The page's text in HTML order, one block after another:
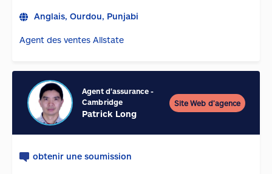
Anglais, Ourdou, Punjabi
Agent des ventes Allstate
Agent d'assurance -
Cambridge
Patrick Long
Site Web d’agence
obtenir une soumission